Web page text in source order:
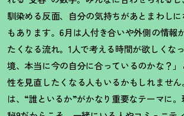
馴染める反面、自分の気持ちがあとまわし
もあります。6月は人付き合いや外側の情報
たくなる流れ。1人で考える時間が欲しくな
境、本当に今の自分に合っているのかな？
性を見直したくなる人もいるかもしれませ
は、“誰といるか”がかなり重要なテーマに